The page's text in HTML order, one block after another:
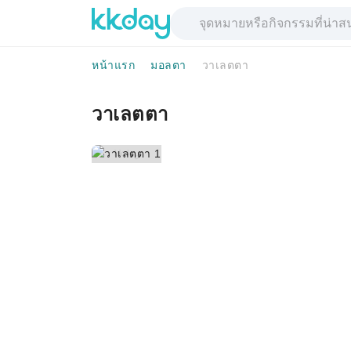
หน้าแรก มอลตา วาเลตตา
วาเลตตา